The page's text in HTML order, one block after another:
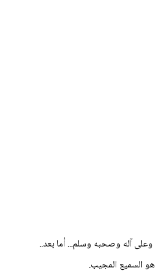
وعلى آله وصحبه وسلم... أما بعد..
هو السميع المجيب.